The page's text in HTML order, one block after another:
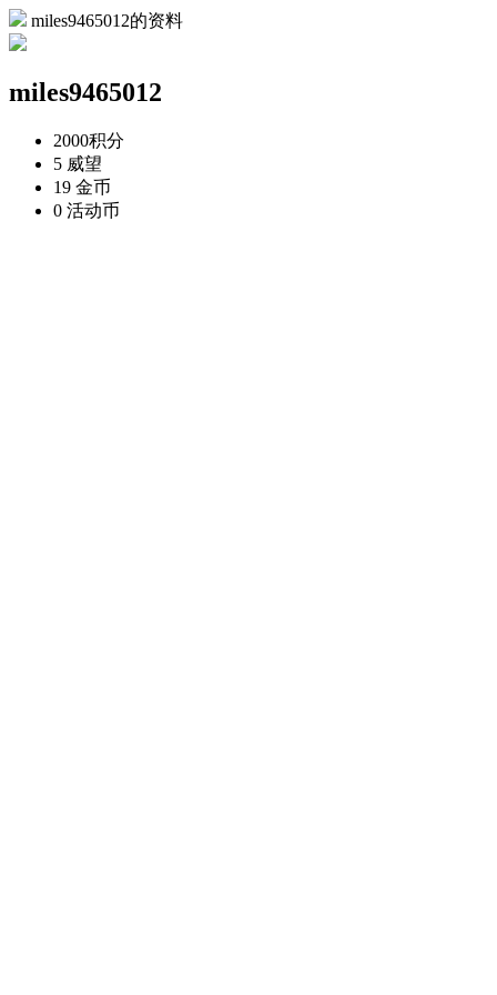
miles9465012的资料
miles9465012
2000积分
5 威望
19 金币
0 活动币